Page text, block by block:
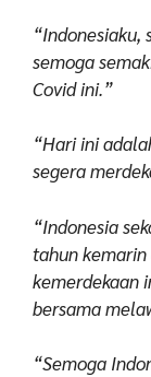
“Indonesiaku,
semoga
Covid ini.”
“Hari ini
segera
“Indonesia
tahun
kemerdekaan
bersama
“Semoga